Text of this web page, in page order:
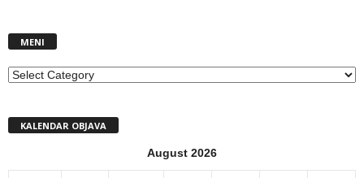
MENI
MENI
KALENDAR OBJAVA
August 2026